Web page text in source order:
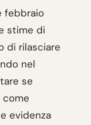
febbraio
stime di
di rilasciare
nel
se
come
evidenza